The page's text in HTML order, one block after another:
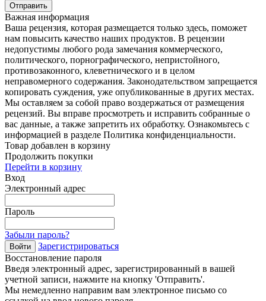
Отправить
Важная информация
Ваша рецензия, которая размещается только здесь, поможет
нам повысить качество наших продуктов. В рецензии
недопустимы любого рода замечания коммерческого,
политического, порнографического, непристойного,
противозаконного, клеветнического и в целом
неправомерного содержания. Законодательством запрещается
копировать суждения, уже опубликованные в других местах.
Мы оставляем за собой право воздержаться от размещения
рецензий. Вы вправе просмотреть и исправить собранные о
вас данные, а также запретить их обработку. Ознакомьтесь с
информацией в разделе Политика конфиденциальности.
Товар добавлен в корзину
Продолжить покупки
Перейти в корзину
Вход
Электронный адрес
Пароль
Забыли пароль?
Войти
Зарегистрироваться
Восстановление пароля
Введя электронный адрес, зарегистрированный в вашей
учетной записи, нажмите на кнопку 'Отправить'.
Мы немедленно направим вам электронное письмо со